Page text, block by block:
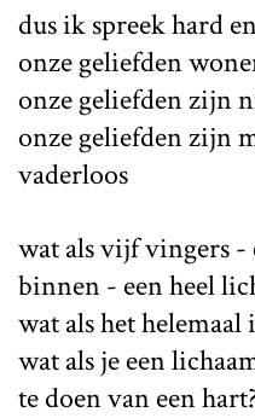
dus ik spreek hard
onze geliefden
onze geliefden zijn
onze geliefden zijn
vaderloos
wat als vijf vingers -
binnen - een heel
wat als het helemaal
wat als je een
te doen van een